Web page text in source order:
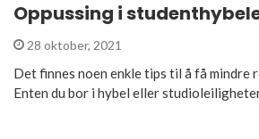
Oppussing i
28 oktober, 2021
Det finnes noen enkle tips til å få mindre
Enten du bor i hybel eller